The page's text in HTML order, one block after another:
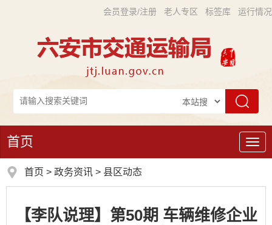
会员登录/注册 老人专区 标签库 运行情况
导
航
首页
首页 > 政务资讯 > 县区动态
【李队说理】第50期 车辆维修企业